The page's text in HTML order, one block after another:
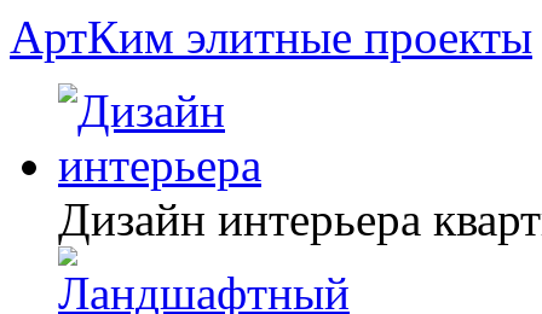
АртКим элитные проекты
Дизайн интерьера